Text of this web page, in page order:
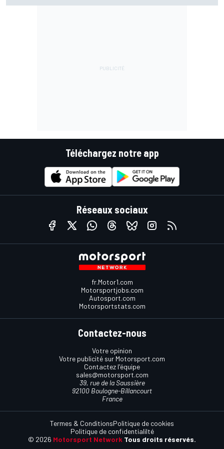
Téléchargez notre app
Réseaux sociaux
fr.Motor1.com
Motorsportjobs.com
Autosport.com
Motorsportstats.com
Contactez-nous
Votre opinion
Votre publicité sur Motorsport.com
Contactez l'équipe
sales@motorsport.com
39, rue de la Saussière
92100 Boulogne-Billancourt
France
© 2026 Motorsport Network Tous droits réservés.
Termes & ConditionsPolitique de cookies
Politique de confidentialilté